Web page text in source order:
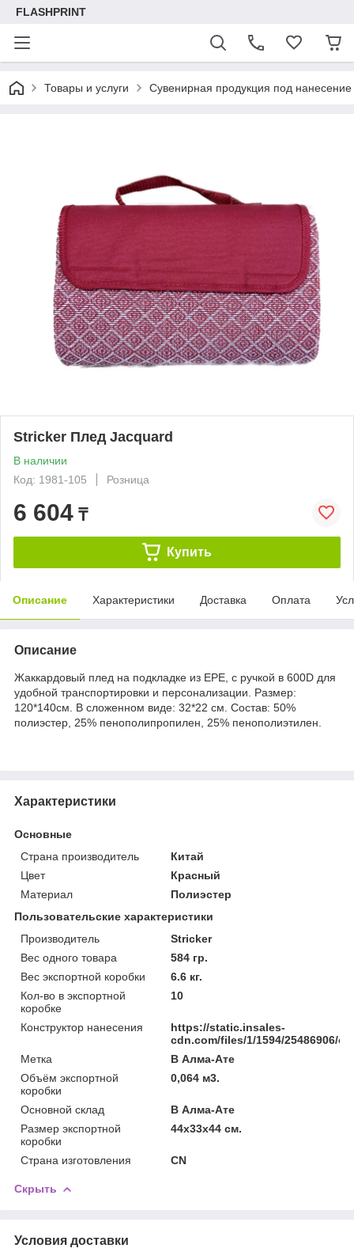
FLASHPRINT
Товары и услуги Сувенирная продукция под нанесение
Stricker Плед Jacquard
В наличии
Код: 1981-105
Розница
6 604 ₸
Купить
Описание Характеристики Доставка Оплата
Описание
Жаккардовый плед на подкладке из EPE, с ручкой в 600D для
удобной транспортировки и персонализации. Размер:
120*140см. В сложенном виде: 32*22 см. Состав: 50%
полиэстер, 25% пенополипропилен, 25% пенополиэтилен.
Характеристики
Основные
Страна производитель
Китай
Цвет
Красный
Материал
Полиэстер
Пользовательские характеристики
Производитель
Stricker
Вес одного товара
584 гр.
Вес экспортной коробки
6.6 кг.
Кол-во в экспортной
коробке
10
Конструктор нанесения
https://static.insales-
cdn.com/files/1/1594/25486906/
Метка
В Алма-Ате
Объём экспортной
коробки
0,064 м3.
Основной склад
В Алма-Ате
Размер экспортной
коробки
44x33x44 см.
Страна изготовления CN
Скрыть
Условия доставки